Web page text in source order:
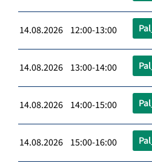
14.08.2026 12:00-13:00
14.08.2026 13:00-14:00
14.08.2026 14:00-15:00
14.08.2026 15:00-16:00